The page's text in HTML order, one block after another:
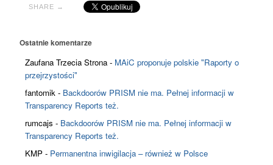
SHARE →
Ostatnie komentarze
Zaufana Trzecia Strona - MAiC proponuje polskie "Raporty o
przejrzystości"
fantomik - Backdoorów PRISM nie ma. Pełnej informacji w
Transparency Reports też.
rumcajs - Backdoorów PRISM nie ma. Pełnej informacji w
Transparency Reports też.
KMP - Permanentna inwigilacja – również w Polsce